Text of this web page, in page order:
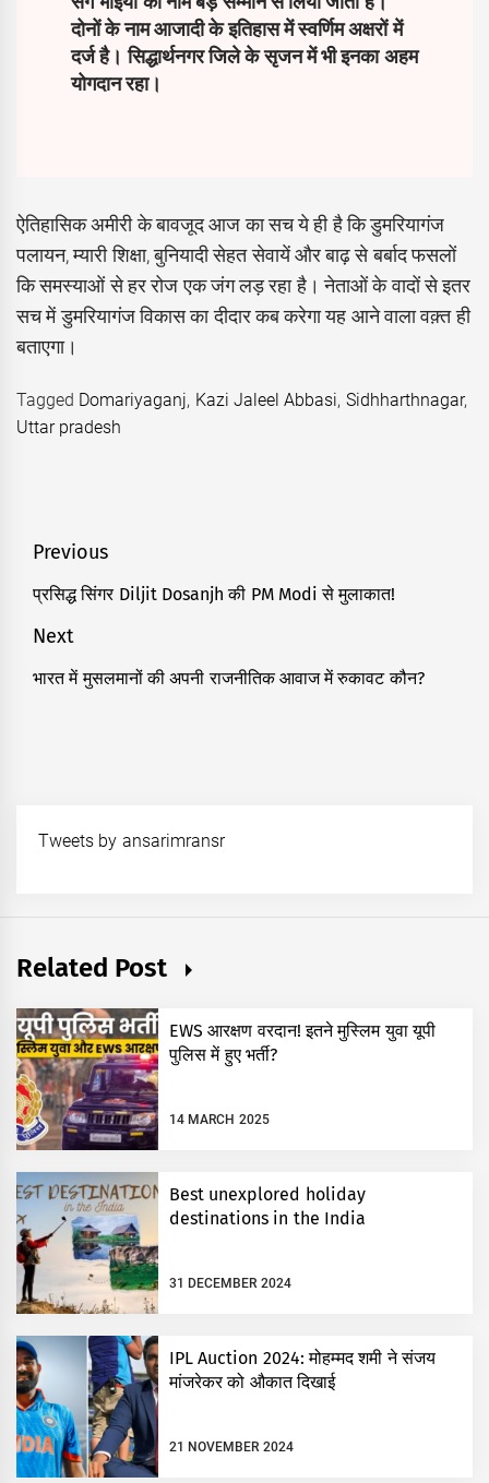
दोनों के नाम आजादी के इतिहास में स्वर्णिम अक्षरों में
दर्ज है। सिद्धार्थनगर जिले के सृजन में भी इनका अहम
योगदान रहा।
ऐतिहासिक अमीरी के बावजूद आज का सच ये ही है कि डुमरियागंज
पलायन, म्यारी शिक्षा, बुनियादी सेहत सेवायें और बाढ़ से बर्बाद फसलों
कि समस्याओं से हर रोज एक जंग लड़ रहा है। नेताओं के वादों से इतर
सच में डुमरियागंज विकास का दीदार कब करेगा यह आने वाला वक़्त ही
बताएगा।
Tagged Domariyaganj, Kazi Jaleel Abbasi, Sidhharthnagar,
Uttar pradesh
Post
navigation
Previous
Previous
प्रसिद्ध सिंगर Diljit Dosanjh की PM Modi से मुलाकात!
Next
Next
भारत में मुसलमानों की अपनी राजनीतिक आवाज में रुकावट कौन?
Tweets by ansarimransr
Related Post
EWS आरक्षण वरदान! इतने मुस्लिम युवा यूपी
पुलिस में हुए भर्ती?
14 MARCH 2025
Best unexplored holiday
destinations in the India
31 DECEMBER 2024
IPL Auction 2024: मोहम्मद शमी ने संजय
मांजरेकर को औकात दिखाई
21 NOVEMBER 2024